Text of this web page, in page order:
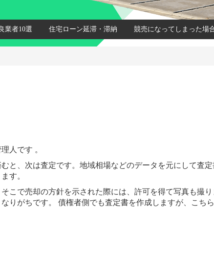
業者10選 住宅ローン延滞・滞納 競売になってしまった場
人です 。
と、次は査定です。地域相場などのデータを元にして査
す。
こで売却の方針を示された際には、許可を得て写真も撮
りがちです。 債権者側でも査定書を作成しますが、こち